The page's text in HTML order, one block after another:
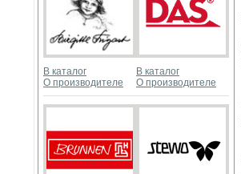
В каталог
О производителе
В каталог
О производителе